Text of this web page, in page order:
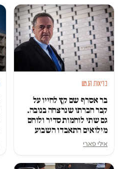
בריאות הנפש
בר אסרף שם קץ לחייו על
קבר חברתו שנרצחה בנובה.
גם שתי לוחמות סדיר ולוחם
מילואים התאבדו השבוע
אילי פארי